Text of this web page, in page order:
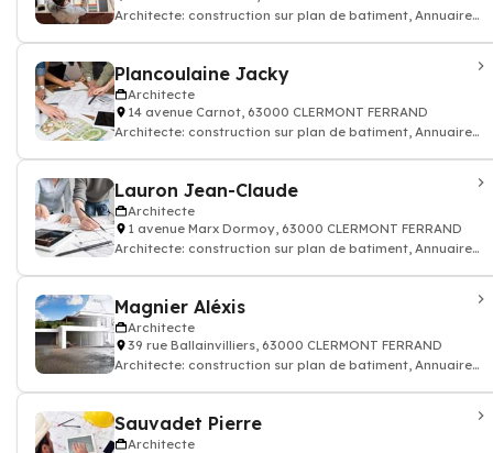
Architecte: construction sur plan de batiment, Annuaire
Plancoulaine Jacky
Architecte
14 avenue Carnot, 63000 CLERMONT FERRAND
Architecte: construction sur plan de batiment, Annuaire
Lauron Jean-Claude
Architecte
1 avenue Marx Dormoy, 63000 CLERMONT FERRAND
Architecte: construction sur plan de batiment, Annuaire
Magnier Aléxis
Architecte
39 rue Ballainvilliers, 63000 CLERMONT FERRAND
Architecte: construction sur plan de batiment, Annuaire
Sauvadet Pierre
Architecte